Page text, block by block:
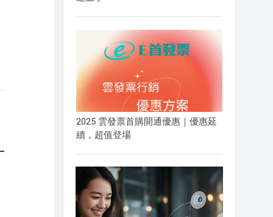
2025 雲發票首購開通優惠｜優惠延
續，超值登場